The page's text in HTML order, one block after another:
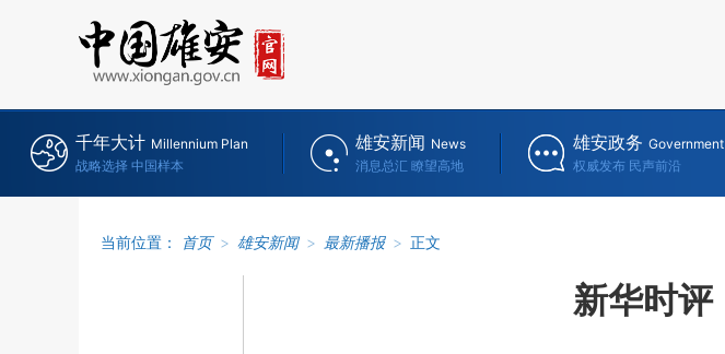
千年大计 Millennium Plan
战略选择 中国样本
雄安新闻 News
消息总汇 瞭望高地
雄安政务
权威发布 民声前沿
当前位置： 首页 > 雄安新闻 > 最新播报 > 正文
新华时评